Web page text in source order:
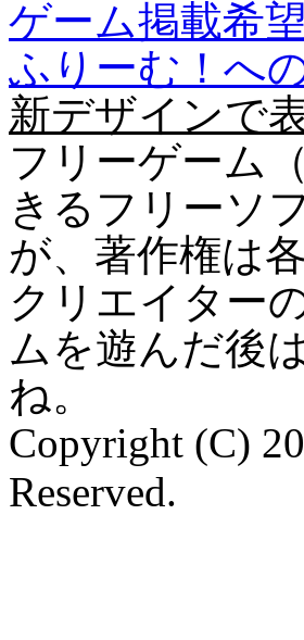
ゲーム掲載希
ふりーむ！へ
新デザインで
フリーゲーム
きるフリーソ
が、著作権は
クリエイター
ムを遊んだ後
ね。
Copyright (C)
Reserved.